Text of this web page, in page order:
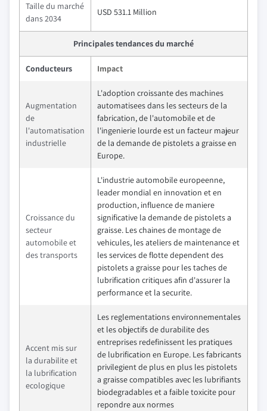
Taille du marché
dans 2034
USD 531.1 Million
Principales tendances du marché
Conducteurs Impact
Augmentation
de
l'automatisation
industrielle
L'adoption croissante des machines
automatisees dans les secteurs de la
fabrication, de l'automobile et de
l'ingenierie lourde est un facteur majeur
de la demande de pistolets a graisse en
Europe.
Croissance du
secteur
automobile et
des transports
L'industrie automobile europeenne,
leader mondial en innovation et en
production, influence de maniere
significative la demande de pistolets a
graisse. Les chaines de montage de
vehicules, les ateliers de maintenance et
les services de flotte dependent des
pistolets a graisse pour les taches de
lubrification critiques afin d'assurer la
performance et la securite.
Accent mis sur
la durabilite et
la lubrification
ecologique
Les reglementations environnementales
et les objectifs de durabilite des
entreprises redefinissent les pratiques
de lubrification en Europe. Les fabricants
privilegient de plus en plus les pistolets
a graisse compatibles avec les lubrifiants
biodegradables et a faible toxicite pour
repondre aux normes